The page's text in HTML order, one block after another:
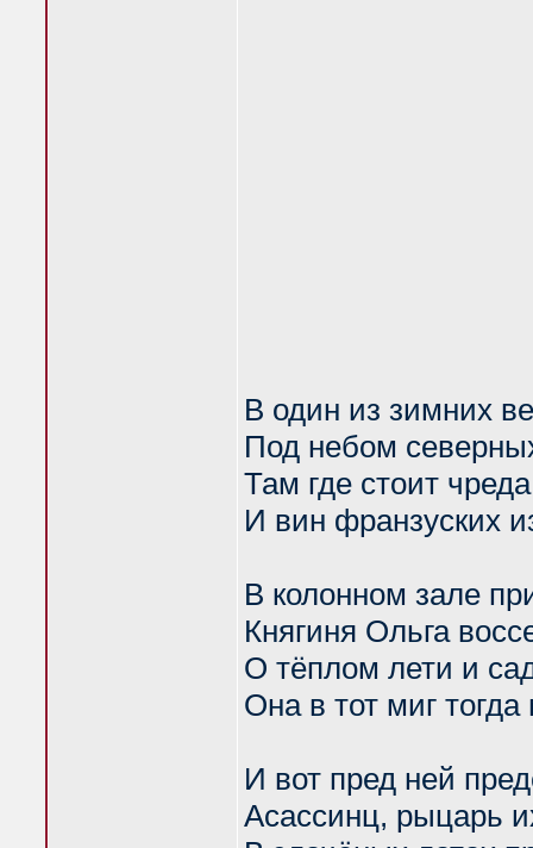
В один из зимних
Под небом
Там где стоит
И вин франзуских
В колонном зале
Княгиня Ольга
О тёплом лети и
Она в тот миг
И вот пред ней
Асассинц, рыцарь